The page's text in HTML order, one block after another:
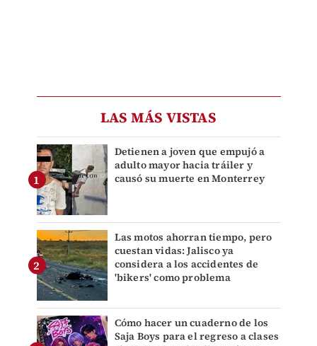
LAS MÁS VISTAS
Detienen a joven que empujó a
adulto mayor hacia tráiler y
causó su muerte en Monterrey
Las motos ahorran tiempo, pero
cuestan vidas: Jalisco ya
considera a los accidentes de
'bikers' como problema
Cómo hacer un cuaderno de los
Saja Boys para el regreso a clases